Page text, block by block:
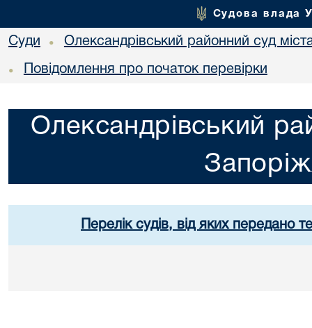
Судова влада
Суди • Олександрівський районний суд
• Повідомлення про початок перевірки
Олександрівський
Перелік судів, від яких передано